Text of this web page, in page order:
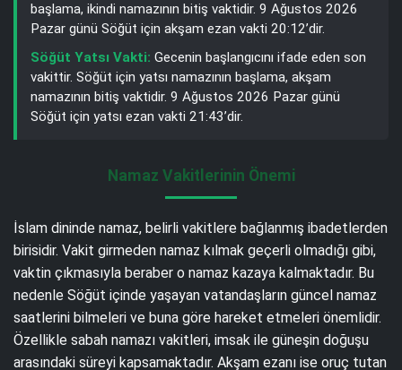
başlama, ikindi namazının bitiş vaktidir. 9 Ağustos 2026
Pazar günü Söğüt için akşam ezan vakti 20:12’dir.
Söğüt Yatsı Vakti: Gecenin başlangıcını ifade eden son
vakittir. Söğüt için yatsı namazının başlama, akşam
namazının bitiş vaktidir. 9 Ağustos 2026 Pazar günü
Söğüt için yatsı ezan vakti 21:43’dir.
Namaz Vakitlerinin Önemi
İslam dininde namaz, belirli vakitlere bağlanmış ibadetlerden
birisidir. Vakit girmeden namaz kılmak geçerli olmadığı gibi,
vaktin çıkmasıyla beraber o namaz kazaya kalmaktadır. Bu
nedenle Söğüt içinde yaşayan vatandaşların güncel namaz
saatlerini bilmeleri ve buna göre hareket etmeleri önemlidir.
Özellikle sabah namazı vakitleri, imsak ile güneşin doğuşu
arasındaki süreyi kapsamaktadır. Akşam ezanı ise oruç tutan